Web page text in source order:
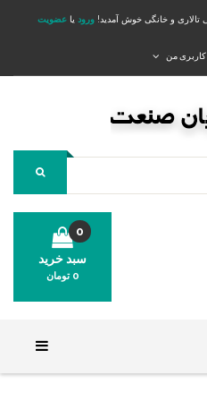
تالاری و خانگی خوش آمدید! ورود یا عضویت
من
سبد خرید
0
0 تومان